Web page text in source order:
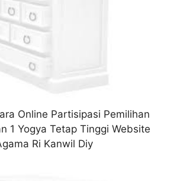
Online Partisipasi Pemilihan
1 Yogya Tetap Tinggi Website
Ri Kanwil Diy